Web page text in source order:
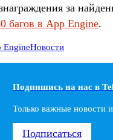
за
багов в App Engine.
EngineНовости
Подпишись на наc в
Только важные новости
Подписаться